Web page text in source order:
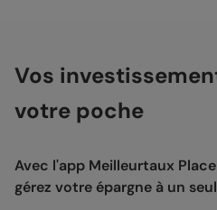
Vos
votre poche
Avec l'app Meilleurtaux
gérez votre épargne à un